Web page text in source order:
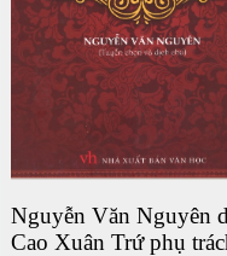
Nguyễn Văn Nguyên
Cao Xuân Trứ phụ